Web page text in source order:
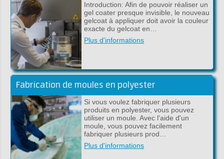
Introduction: Afin de pouvoir réaliser un
gel coater presque invisible, le nouveau
gelcoat à appliquer doit avoir la couleur
exacte du gelcoat en…
Plus d'informations
Fabrication de moules en polyester
Si vous voulez fabriquer plusieurs
produits en polyester, vous pouvez
utiliser un moule. Avec l'aide d'un
moule, vous pouvez facilement
fabriquer plusieurs prod…
Plus d'informations